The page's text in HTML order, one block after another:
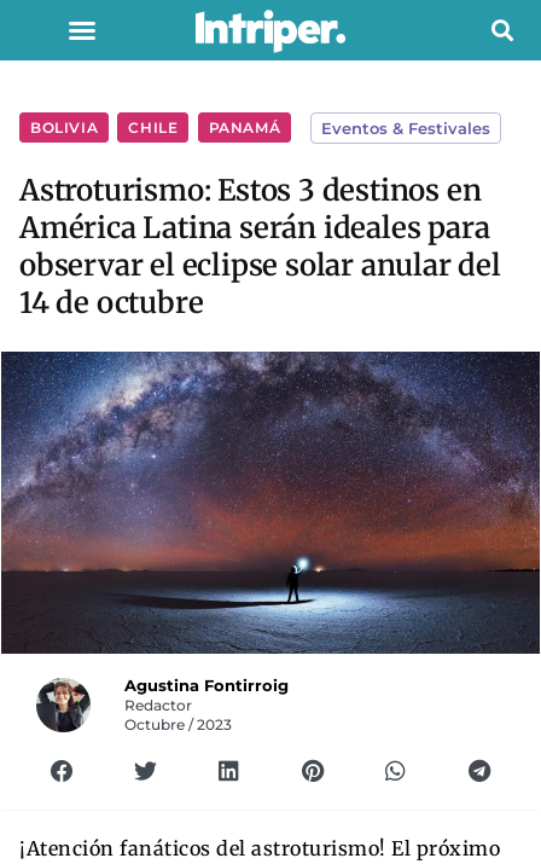
BOLIVIA CHILE PANAMÁ Eventos & Festivales
Astroturismo: Estos 3 destinos en
América Latina serán ideales para
observar el eclipse solar anular del
14 de octubre
Agustina Fontirroig
Redactor
Octubre / 2023
¡Atención fanáticos del astroturismo! El próximo